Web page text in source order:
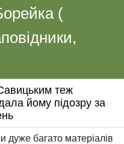
(
теж
йому підозру за
дуже багато матеріалів